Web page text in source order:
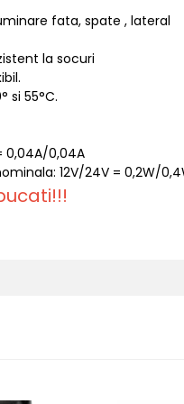
fata, spate , lateral
la socuri
si 55°C.
0,04A/0,04A
12V/24V = 0,2W/